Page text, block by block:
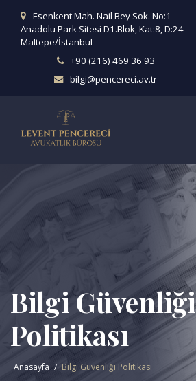
Esenkent Mah. Nail Bey Sok. No:1
Anadolu Park Sitesi D1.Blok, Kat:8, D:24
Maltepe/İstanbul
+90 (216) 469 36 93
bilgi@pencereci.av.tr
Bilgi Güvenliği
Politikası
Anasayfa Bilgi Güvenliği Politikası